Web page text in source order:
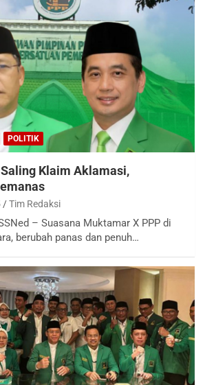
POLITIK
Klaim Aklamasi,
Tim Redaksi
– Suasana Muktamar X PPP di
berubah panas dan penuh…